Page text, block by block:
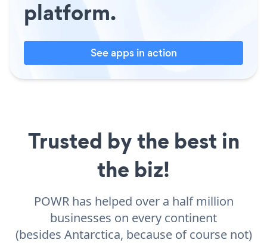
platform.
See apps in action
Trusted by the best in
the biz!
POWR has helped over a half million
businesses on every continent
(besides Antarctica, because of course not)